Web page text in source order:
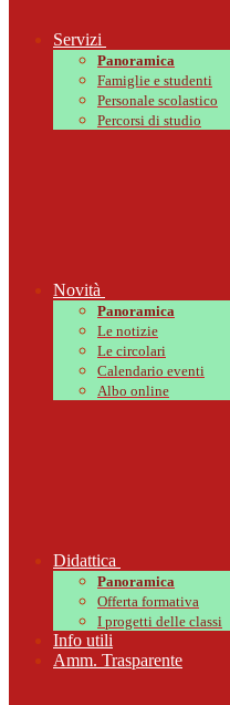
Servizi
Panoramica
Famiglie e studenti
Personale scolastico
Percorsi di studio
Novità
Panoramica
Le notizie
Le circolari
Calendario eventi
Albo online
Didattica
Panoramica
Offerta formativa
I progetti delle classi
Info utili
Amm. Trasparente